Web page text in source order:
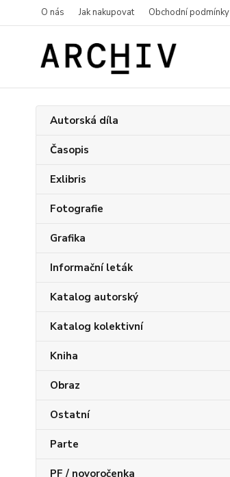
O nás Jak nakupovat Obchodní podmínky
Autorská díla
Časopis
Exlibris
Fotografie
Grafika
Informační leták
Katalog autorský
Katalog kolektivní
Kniha
Obraz
Ostatní
Parte
PF / novoročenka